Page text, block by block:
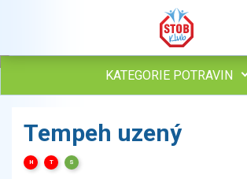
KATEGORIE POTRAVIN
Vejce
Mléko
Tempeh uzený
H T S